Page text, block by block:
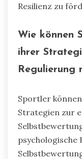
Resilienz zu
Wie können
ihrer
Regulierung
Sportler
Strategien zur
psychologische